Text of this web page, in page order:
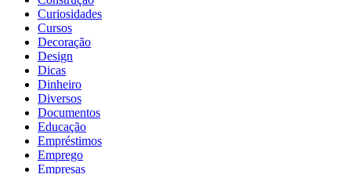
Curiosidades
Cursos
Decoração
Design
Dicas
Dinheiro
Diversos
Documentos
Educação
Empréstimos
Emprego
Empresas